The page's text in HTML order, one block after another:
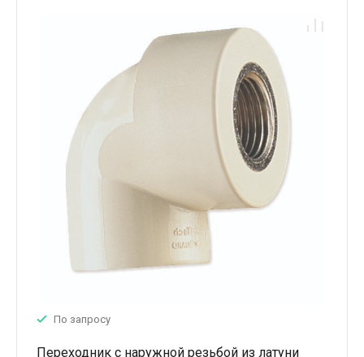
По запросу
Переходник с наружной резьбой из латуни